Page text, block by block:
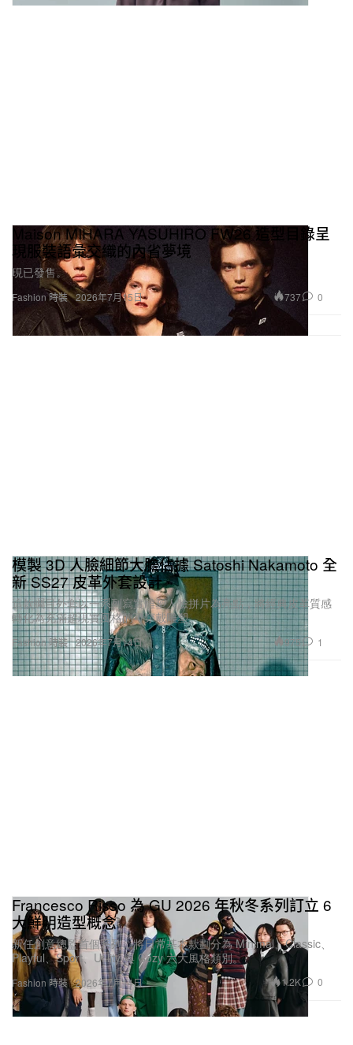
Fashion 時裝
Maison MIHARA YASUHIRO FW26 造型目錄呈
現服裝語彙交織的內省夢境
現已發售。
2026年7月15日 737 0
Fashion 時裝
模製 3D 人臉細節大膽佔據 Satoshi Nakamoto 全
新 SS27 皮革外套設計
這款矚目外套以一系列寫實雕塑人臉拼片為亮點，將經典皮革質感
轉化為充滿超現實風格的可穿戴雕塑。
2026年7月14日 975 1
Fashion 時裝
Francesco Risso 為 GU 2026 年秋冬系列訂立 6
大鮮明造型概念
新任創意總監首個系列，將日常基本款劃分為 Minimal、Classic、
Playful、Sport、Utility 與 Cozy 六大風格類別。
2026年7月14日 1.2K 0